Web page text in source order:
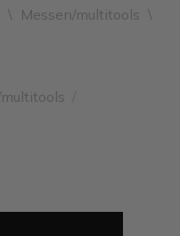
\ Messen/multitools \